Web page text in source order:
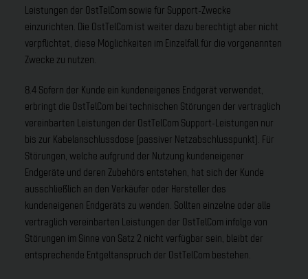
Leistungen der OstTelCom sowie für Support-Zwecke
einzurichten. Die OstTelCom ist weiter dazu berechtigt aber nicht
verpflichtet, diese Möglichkeiten im Einzelfall für die vorgenannten
Zwecke zu nutzen.
8.4 Sofern der Kunde ein kundeneigenes Endgerät verwendet,
erbringt die OstTelCom bei technischen Störungen der vertraglich
vereinbarten Leistungen der OstTelCom Support-Leistungen nur
bis zur Kabelanschlussdose (passiver Netzabschlusspunkt). Für
Störungen, welche aufgrund der Nutzung kundeneigener
Endgeräte und deren Zubehörs entstehen, hat sich der Kunde
ausschließlich an den Verkäufer oder Hersteller des
kundeneigenen Endgeräts zu wenden. Sollten einzelne oder alle
vertraglich vereinbarten Leistungen der OstTelCom infolge von
Störungen im Sinne von Satz 2 nicht verfügbar sein, bleibt der
entsprechende Entgeltanspruch der OstTelCom bestehen.